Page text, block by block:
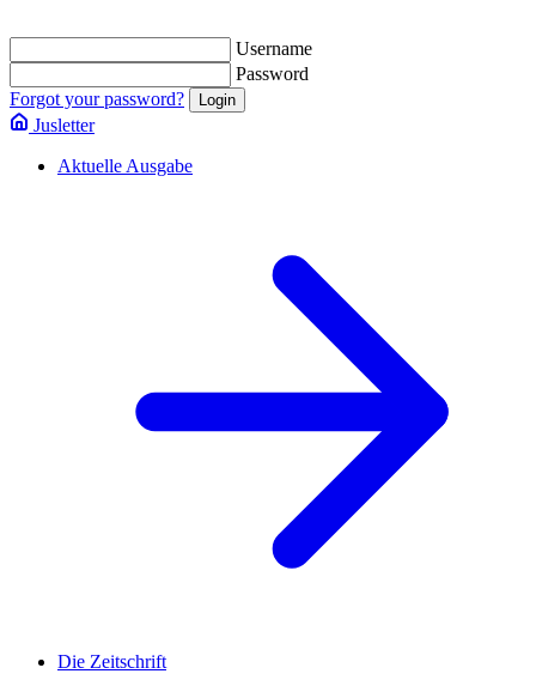
Username
Password
Forgot your password?
Jusletter
Aktuelle Ausgabe
Die Zeitschrift